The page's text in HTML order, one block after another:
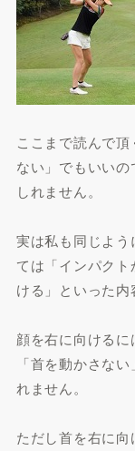
ここまで読んで
ない」でもいい
しれません。
実は私も同じよ
ては「インパク
ける」といった内
顔を右に向ける
「首を動かさな
れません。
ただし首を右に向